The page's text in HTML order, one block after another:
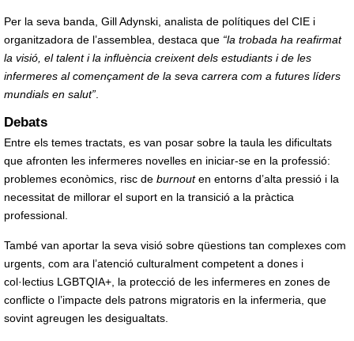
Per la seva banda, Gill Adynski, analista de polítiques del CIE i
organitzadora de l’assemblea, destaca que “la trobada ha reafirmat
la visió, el talent i la influència creixent dels estudiants i de les
infermeres al començament de la seva carrera com a futures líders
mundials en salut”.
Debats
Entre els temes tractats, es van posar sobre la taula les dificultats
que afronten les infermeres novelles en iniciar-se en la professió:
problemes econòmics, risc de burnouten entorns d’alta pressió i la
necessitat de millorar el suport en la transició a la pràctica
professional.
També van aportar la seva visió sobre qüestions tan complexes com
urgents, com ara l’atenció culturalment competent a dones i
col·lectius LGBTQIA+, la protecció de les infermeres en zones de
conflicte o l’impacte dels patrons migratoris en la infermeria, que
sovint agreugen les desigualtats.